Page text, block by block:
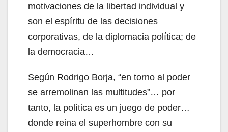
motivaciones de la libertad individual y
son el espíritu de las decisiones
corporativas, de la diplomacia política; de
la democracia…
Según Rodrigo Borja, “en torno al poder
se arremolinan las multitudes”… por
tanto, la política es un juego de poder…
donde reina el superhombre con su